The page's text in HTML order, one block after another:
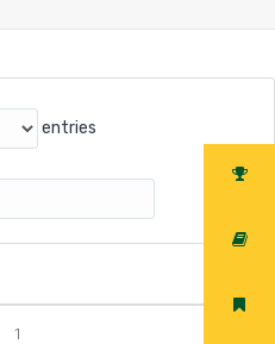
entries
1